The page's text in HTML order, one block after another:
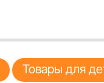
Товары для